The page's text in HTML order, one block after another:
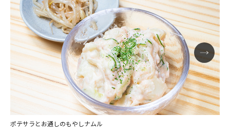
ポテサラとお通しのもやしナムル